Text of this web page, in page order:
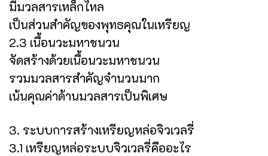
มีมวลสารเหล็กไหล
เป็นส่วนสำคัญของพุทธคุณในเหรียญ
2.3 เนื้อนวะมหาชนวน
จัดสร้างด้วยเนื้อนวะมหาชนวน
รวมมวลสารสำคัญจำนวนมาก
เน้นคุณค่าด้านมวลสารเป็นพิเศษ
3. ระบบการสร้างเหรียญหล่อจิวเวลรี่
3.1 เหรียญหล่อระบบจิวเวลรี่คืออะไร